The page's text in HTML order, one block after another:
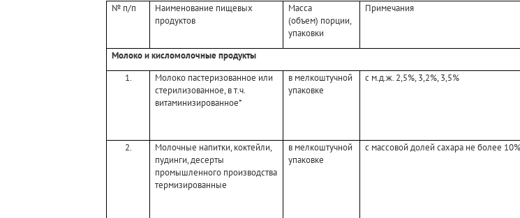
№ п/п
Наименование пищевых
продуктов
Масса
(объем) порции,
упаковки
Примечания
Молоко и кисломолочные продукты
1.
Молоко пастеризованное или
стерилизованное, в т.ч.
витаминизированное*
в мелкоштучной
упаковке
с м.д.ж. 2,5%, 3,2%, 3,5%
2.
Молочные напитки, коктейли,
пудинги, десерты
промышленного производства
термизированные
в мелкоштучной
упаковке
с массовой долей сахара не более 10%